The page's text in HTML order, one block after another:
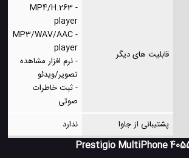
قابلیت های دیگر
- MP4/H.263
player
- MP3/WAV/AAC
player
- نرم افزار مشاهده
تصویر/ویدئو
- ثبت خاطرات
صوتی
پشتیبانی از جاوا
ندارد
Prestigio MultiPhone